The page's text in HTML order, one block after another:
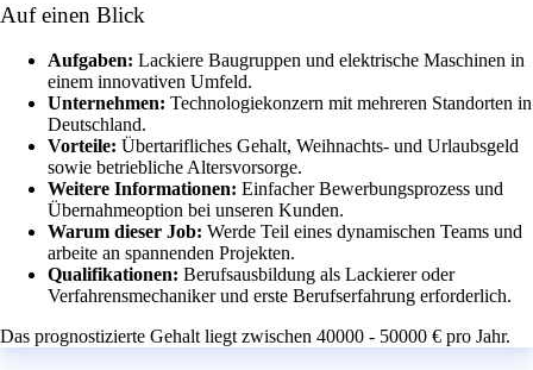
Auf einen Blick
Aufgaben: Lackiere Baugruppen und elektrische Maschinen in
einem innovativen Umfeld.
Unternehmen: Technologiekonzern mit mehreren Standorten in
Deutschland.
Vorteile: Übertarifliches Gehalt, Weihnachts- und Urlaubsgeld
sowie betriebliche Altersvorsorge.
Weitere Informationen: Einfacher Bewerbungsprozess und
Übernahmeoption bei unseren Kunden.
Warum dieser Job: Werde Teil eines dynamischen Teams und
arbeite an spannenden Projekten.
Qualifikationen: Berufsausbildung als Lackierer oder
Verfahrensmechaniker und erste Berufserfahrung erforderlich.
Das prognostizierte Gehalt liegt zwischen 40000 - 50000 € pro Jahr.